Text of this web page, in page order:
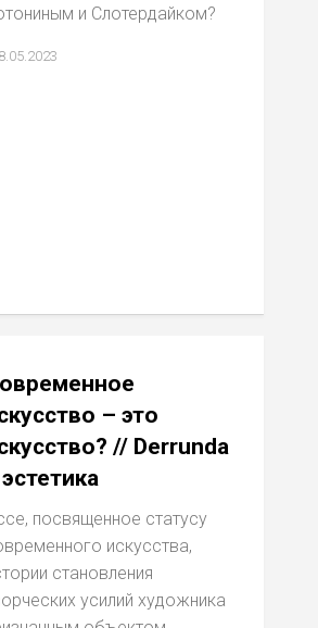
и Слотердайком?
– это
// Derrunda
посвященное статусу
искусства,
становления
усилий художника